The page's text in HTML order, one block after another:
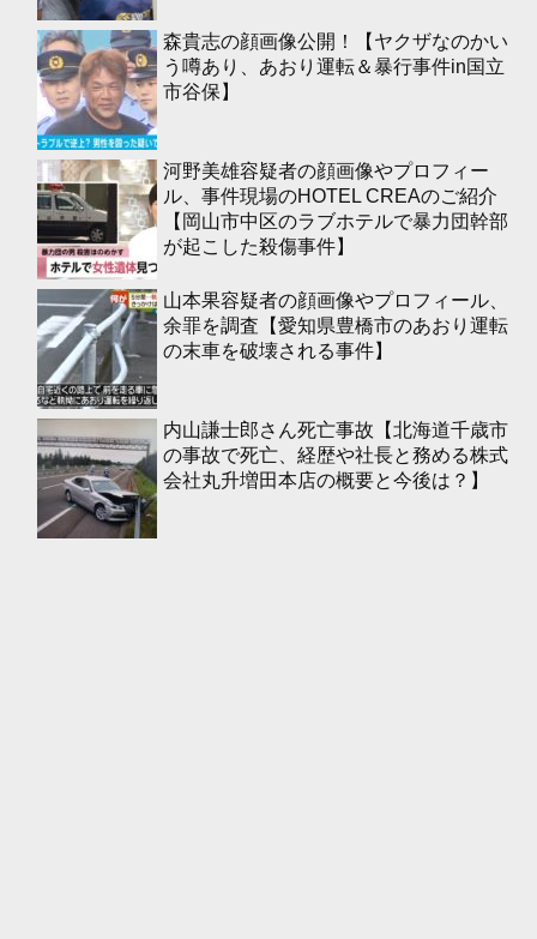
森貴志の顔画像公開！【ヤクザなのかい
う噂あり、あおり運転＆暴行事件in国立
市谷保】
河野美雄容疑者の顔画像やプロフィー
ル、事件現場のHOTEL CREAのご紹介
【岡山市中区のラブホテルで暴力団幹部
が起こした殺傷事件】
山本果容疑者の顔画像やプロフィール、
余罪を調査【愛知県豊橋市のあおり運転
の末車を破壊される事件】
内山謙士郎さん死亡事故【北海道千歳市
の事故で死亡、経歴や社長と務める株式
会社丸升増田本店の概要と今後は？】